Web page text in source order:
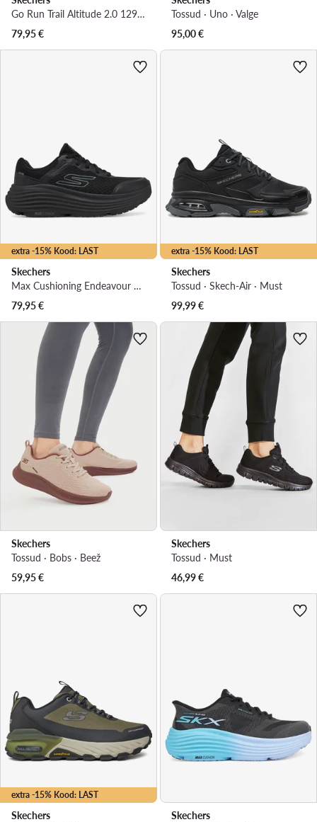
Go Run Trail Altitude 2.0 129525/NAT · Jooksujalatsid
79,95€
Tossud · Uno · Valge
95,00€
extra -15% Kood: LAST
Skechers
Max Cushioning Endeavour 129470/BBK · Jooksujalatsid
79,95€
extra -15% Kood: LAST
Skechers
Tossud · Skech-Air · Must
99,99€
Skechers
Tossud · Bobs · Beež
59,95€
Skechers
Tossud · Must
46,99€
extra -15% Kood: LAST
Skechers
Skechers